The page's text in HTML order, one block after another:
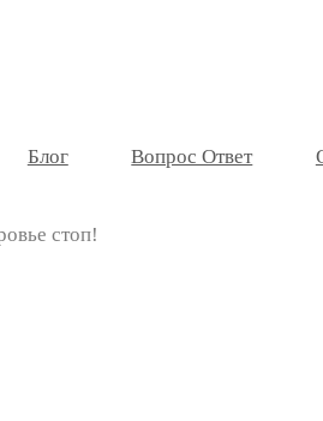
стоп!
Блог Вопрос Ответ